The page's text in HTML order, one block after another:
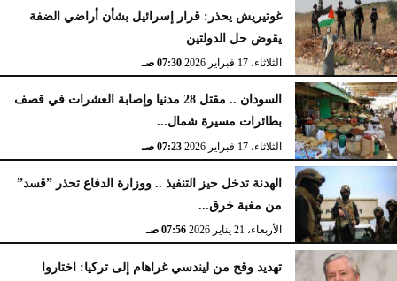
غوتيريش يحذر: قرار إسرائيل بشأن أراضي الضفة
يقوض حل الدولتين
الثلاثاء، 17 فبراير 2026 07:30 صـ
السودان .. مقتل 28 مدنيا وإصابة العشرات في قصف
بطائرات مسيرة شمال...
الثلاثاء، 17 فبراير 2026 07:23 صـ
الهدنة تدخل حيز التنفيذ .. ووزارة الدفاع تحذر ”قسد”
من مغبة خرق...
الأربعاء، 21 يناير 2026 07:56 صـ
تهديد وقح من ليندسي غراهام إلى تركيا: اختاروا